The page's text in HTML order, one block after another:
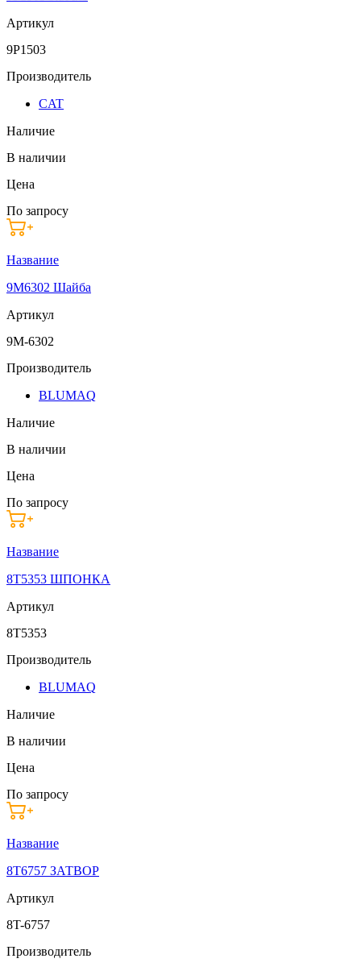
Артикул
9P1503
Производитель
CAT
Наличие
В наличии
Цена
По запросу
Название
9M6302 Шайба
Артикул
9M-6302
Производитель
BLUMAQ
Наличие
В наличии
Цена
По запросу
Название
8T5353 ШПОНКА
Артикул
8T5353
Производитель
BLUMAQ
Наличие
В наличии
Цена
По запросу
Название
8T6757 ЗАТВОР
Артикул
8T-6757
Производитель